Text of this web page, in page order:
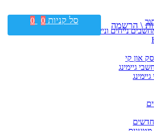
און קי
גיימינג
\ הרשמה סל קניות 0
0